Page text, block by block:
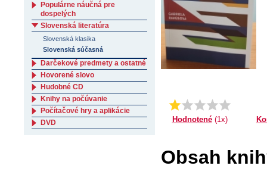
Priemer:
1.0
Hodnotené(1x)
Obsah
Populárne náučná pre
dospelých
Slovenská literatúra
Slovenská klasika
Slovenská súčasná
Darčekové predmety a ostatné
Hovorené slovo
Hudobné CD
Knihy na počúvanie
Počítačové hry a aplikácie
DVD